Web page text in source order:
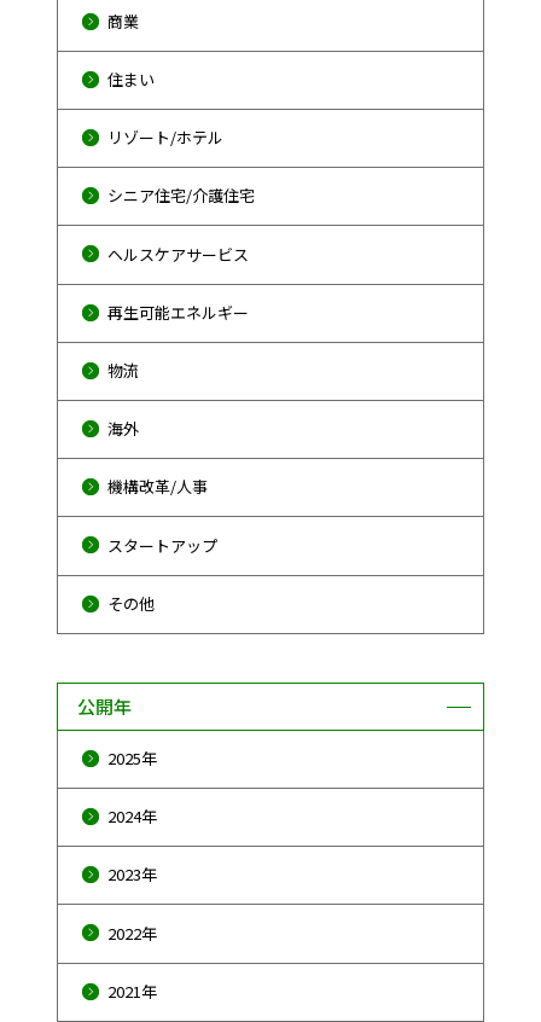
商業
住まい
リゾート/ホテル
シニア住宅/介護住宅
ヘルスケアサービス
再生可能エネルギー
物流
海外
機構改革/人事
スタートアップ
その他
公開年
2025年
2024年
2023年
2022年
2021年